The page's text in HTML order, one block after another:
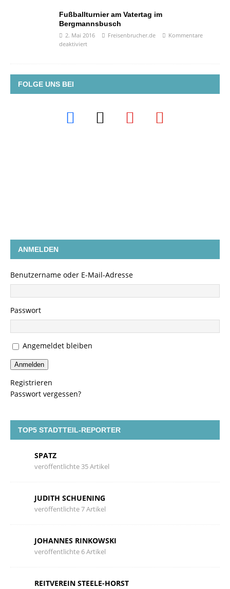
Fußballturnier am Vatertag im
Bergmannsbusch
2. Mai 2016 Freisenbrucher.de
Kommentare
deaktiviert
FOLGE UNS BEI
ANMELDEN
Benutzername oder E-Mail-Adresse
Passwort
Angemeldet bleiben
Anmelden
Registrieren
Passwort vergessen?
TOP5 STADTTEIL-REPORTER
SPATZ
veröffentlichte 35 Artikel
JUDITH SCHUENING
veröffentlichte 7 Artikel
JOHANNES RINKOWSKI
veröffentlichte 6 Artikel
REITVEREIN STEELE-HORST